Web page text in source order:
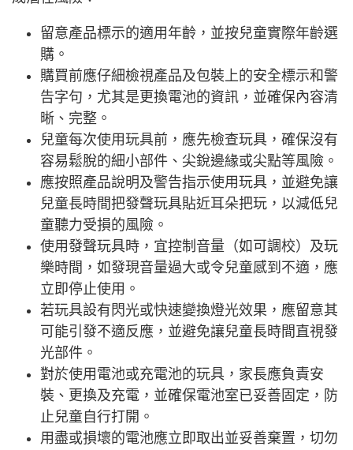
留意產品標示的適用年齡，並按兒童實際年齡選
購。
購買前應仔細檢視產品及包裝上的安全標示和警
告字句，尤其是更換電池的資訊，並確保內容清
晰、完整。
兒童每次使用玩具前，應先檢查玩具，確保沒有
容易鬆脫的細小部件、尖銳邊緣或尖點等風險。
應按照產品說明及警告指示使用玩具，並避免讓
兒童長時間把發聲玩具貼近耳朵把玩，以減低兒
童聽力受損的風險。
使用發聲玩具時，宜控制音量（如可調校）及玩
樂時間，如發現音量過大或令兒童感到不適，應
立即停止使用。
若玩具設有閃光或快速變換燈光效果，應留意其
可能引發不適反應，並避免讓兒童長時間直視發
光部件。
對於使用電池或充電池的玩具，家長應負責安
裝、更換及充電，並確保電池室已妥善固定，防
止兒童自行打開。
用盡或損壞的電池應立即取出並妥善棄置，切勿